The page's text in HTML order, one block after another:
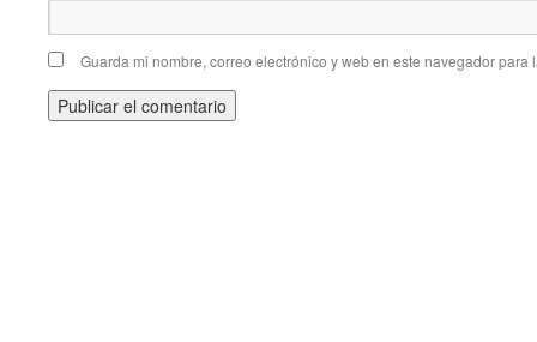
Guarda mi nombre, correo electrónico y web en este navegador para